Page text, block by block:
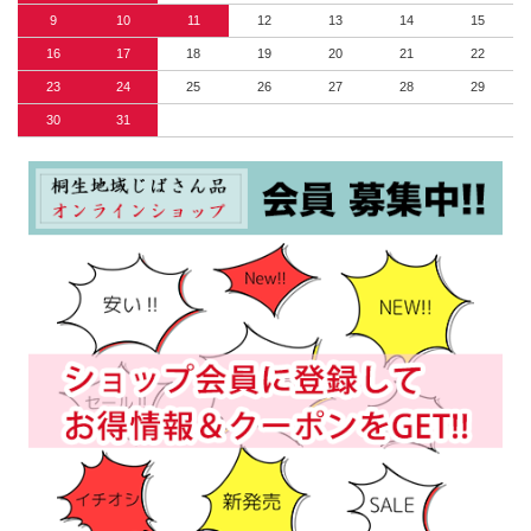
9 10 11 12 13 14 15
16 17 18 19 20 21 22
23 24 25 26 27 28 29
30 31